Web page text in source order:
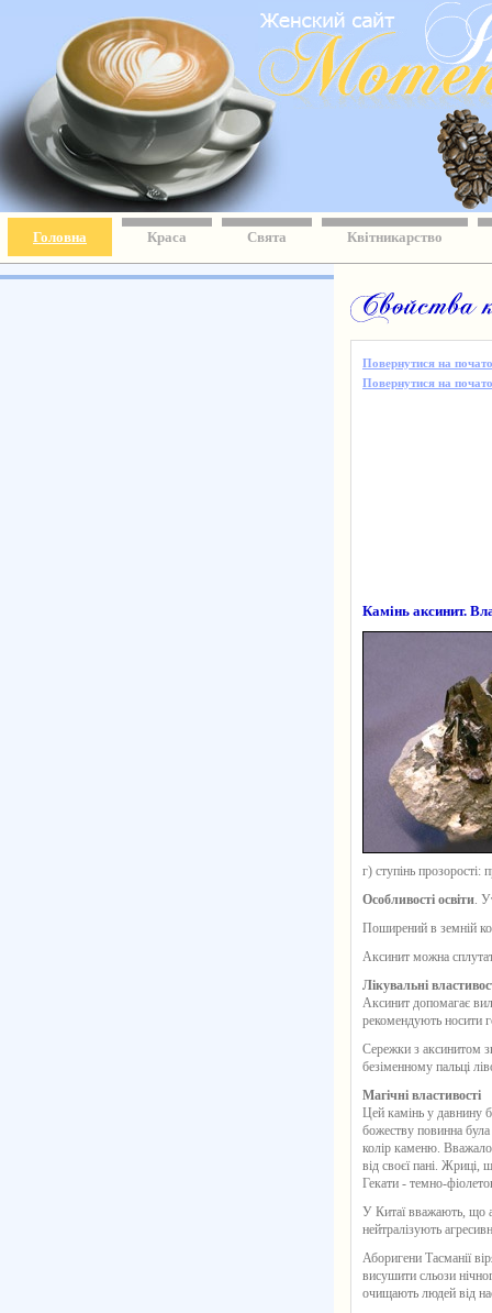
Головна Краса Свята Квітникарство
Повернутися на
Повернутися на
Камінь аксинит.
г) ступінь прозорості:
Особливості освіти.
Поширений в земній
Аксинит можна
Лікувальні
Аксинит допомагає
рекомендують носити
Сережки з аксинитом
безіменному пальці
Магічні властивості
Цей камінь у давнину
божеству повинна
колір каменю.
від своєї пані.
Гекати - темно-
У Китаї вважають, що
нейтралізують
Аборигени Тасманії
висушити сльози
очищають людей від